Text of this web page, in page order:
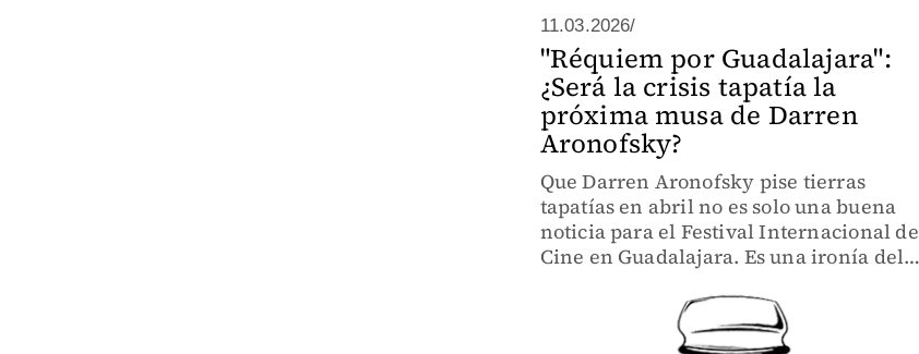
11.03.2026/
"Réquiem por Guadalajara":
¿Será la crisis tapatía la
próxima musa de Darren
Aronofsky?
Que Darren Aronofsky pise tierras
tapatías en abril no es solo una buena
noticia para el Festival Internacional de
Cine en Guadalajara. Es una ironía del